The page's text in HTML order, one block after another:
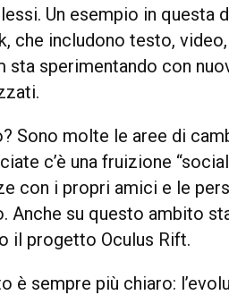
Un esempio in questa
che includono testo,
sta sperimentando con
Sono molte le aree di
c’è una fruizione
con i propri amici e le
Anche su questo ambito
il progetto Oculus Rift.
è sempre più chiaro: